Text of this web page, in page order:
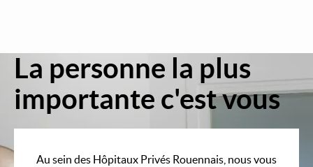
ImageLa personne la plus
importante c'est vous
Au sein des Hôpitaux Privés Rouennais, nous vous